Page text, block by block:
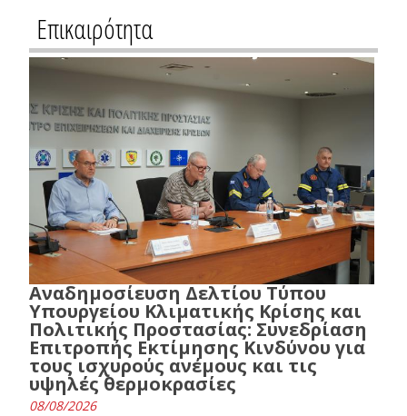
Επικαιρότητα
Αναδημοσίευση Δελτίου Τύπου
Υπουργείου Κλιματικής Κρίσης και
Πολιτικής Προστασίας: Συνεδρίαση
Επιτροπής Εκτίμησης Κινδύνου για
τους ισχυρούς ανέμους και τις
υψηλές θερμοκρασίες
08/08/2026